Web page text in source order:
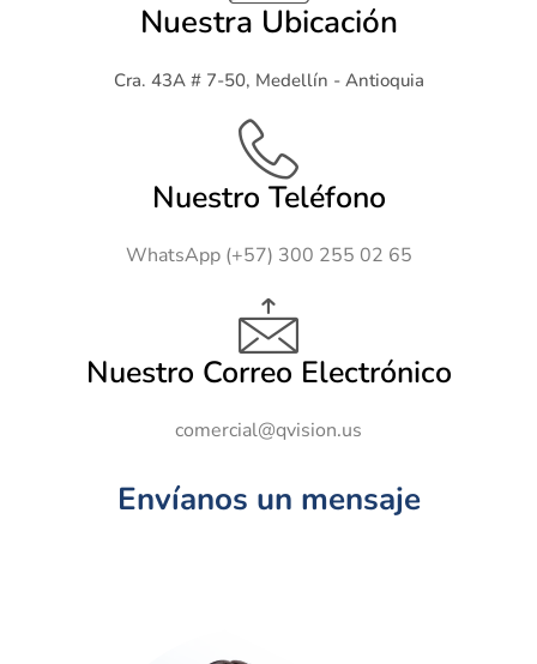
Nuestra Ubicación
Cra. 43A # 7-50, Medellín - Antioquia
Nuestro Teléfono
WhatsApp (+57) 300 255 02 65
Nuestro Correo Electrónico
comercial@qvision.us
Envíanos un mensaje